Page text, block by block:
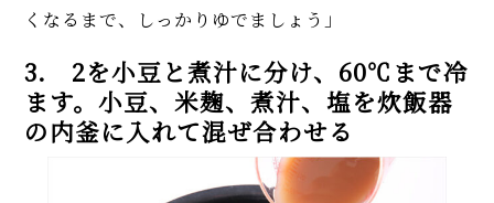
くなるまで、しっかりゆでましょう」
3. 2を小豆と煮汁に分け、60℃まで冷
ます。小豆、米麹、煮汁、塩を炊飯器
の内釜に入れて混ぜ合わせる